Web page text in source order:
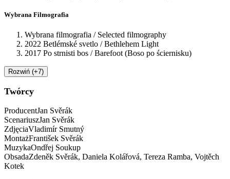
Wybrana Filmografia
Wybrana filmografia / Selected filmography
2022 Betlémské svetlo / Bethlehem Light
2017 Po strnisti bos / Barefoot (Boso po ściernisku)
Rozwiń (+7)
Twórcy
ProducentJan Svěrák
ScenariuszJan Svěrák
ZdjęciaVladimír Smutný
MontażFrantišek Svěrák
MuzykaOndřej Soukup
ObsadaZdeněk Svěrák, Daniela Kolářová, Tereza Ramba, Vojtěch
Kotek